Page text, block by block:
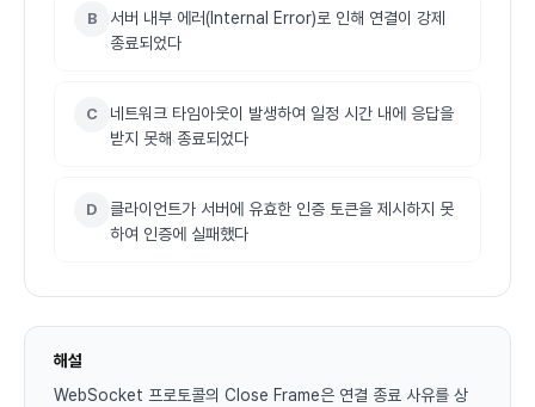
B
서버 내부 에러(Internal Error)로 인해 연결이 강제
종료되었다
C
네트워크 타임아웃이 발생하여 일정 시간 내에 응답을
받지 못해 종료되었다
D
클라이언트가 서버에 유효한 인증 토큰을 제시하지 못
하여 인증에 실패했다
해설
WebSocket 프로토콜의 Close Frame은 연결 종료 사유를 상